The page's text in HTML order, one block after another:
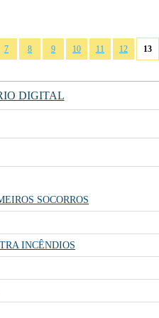
7 8 9 10 11 12 13
DIGITAL
SOCORROS
INCÊNDIOS